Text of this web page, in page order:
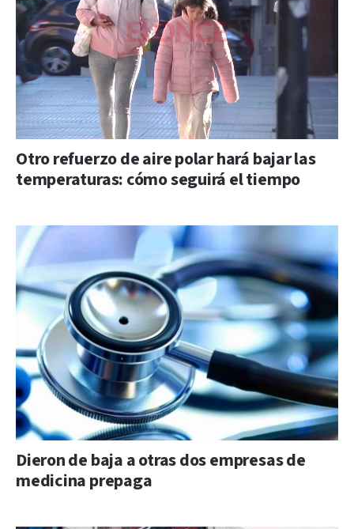
Otro refuerzo de aire polar hará bajar las
temperaturas: cómo seguirá el tiempo
Dieron de baja a otras dos empresas de
medicina prepaga